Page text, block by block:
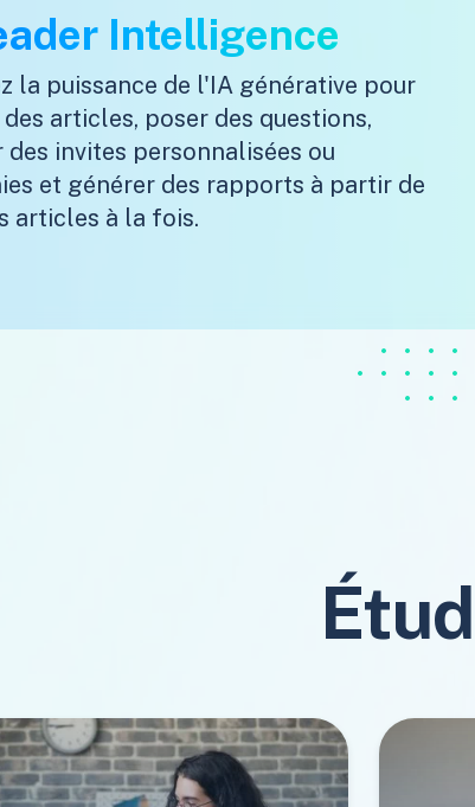
Intelligence
la puissance de l'IA générative pour
articles, poser des questions,
des invites personnalisées ou
et générer des rapports à partir de
articles à la fois.